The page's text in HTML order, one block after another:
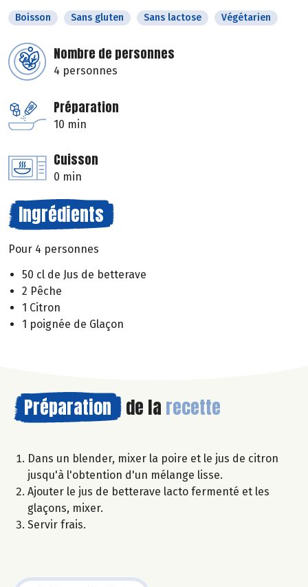
Boisson Sans gluten Sans lactose Végétarien
Nombre de personnes
4 personnes
Préparation
10 min
Cuisson
0 min
Ingrédients
Pour 4 personnes
50 cl de Jus de betterave
2 Pêche
1 Citron
1 poignée de Glaçon
Préparation de la recette
Dans un blender, mixer la poire et le jus de citron
jusqu'à l'obtention d'un mélange lisse.
Ajouter le jus de betterave lacto fermenté et les
glaçons, mixer.
Servir frais.